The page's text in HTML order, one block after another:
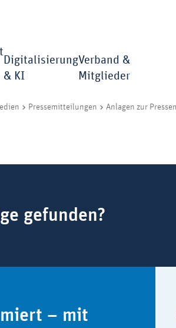
Digitalisierung
& KI
Verband &
Mitglieder
Pressemitteilungen
Anlagen zur
gefunden?
– mit